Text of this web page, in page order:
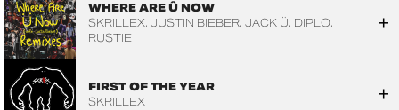
WHERE ARE Û NOW
SKRILLEX JUSTIN BIEBER JACK Ü DIPLO
RUSTIE
FIRST OF THE YEAR
SKRILLEX